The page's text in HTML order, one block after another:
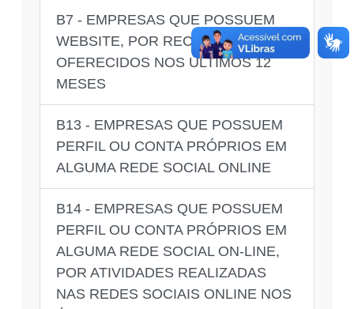
B7 - EMPRESAS QUE POSSUEM
WEBSITE, POR RECURSOS
OFERECIDOS NOS ÚLTIMOS 12
MESES
B13 - EMPRESAS QUE POSSUEM
PERFIL OU CONTA PRÓPRIOS EM
ALGUMA REDE SOCIAL ONLINE
B14 - EMPRESAS QUE POSSUEM
PERFIL OU CONTA PRÓPRIOS EM
ALGUMA REDE SOCIAL ON-LINE,
POR ATIVIDADES REALIZADAS
NAS REDES SOCIAIS ONLINE NOS